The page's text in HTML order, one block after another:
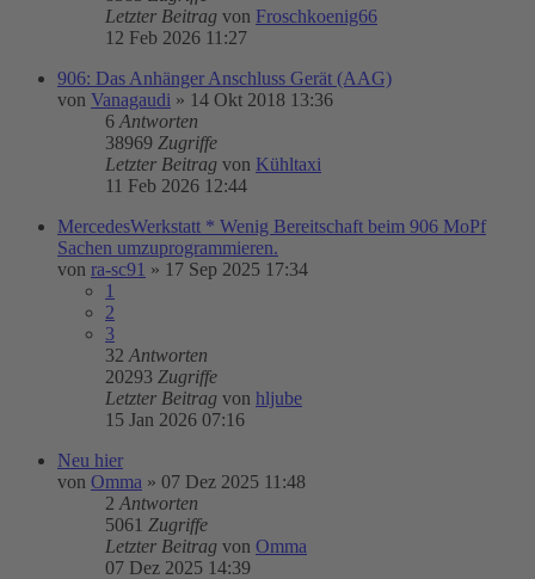
Letzter Beitrag von Froschkoenig66
12 Feb 2026 11:27
906: Das Anhänger Anschluss Gerät (AAG)
von Vanagaudi » 14 Okt 2018 13:36
6 Antworten
38969 Zugriffe
Letzter Beitrag von Kühltaxi
11 Feb 2026 12:44
MercedesWerkstatt * Wenig Bereitschaft beim 906 MoPf
Sachen umzuprogrammieren.
von ra-sc91 » 17 Sep 2025 17:34
1
2
3
32 Antworten
20293 Zugriffe
Letzter Beitrag von hljube
15 Jan 2026 07:16
Neu hier
von Omma » 07 Dez 2025 11:48
2 Antworten
5061 Zugriffe
Letzter Beitrag von Omma
07 Dez 2025 14:39